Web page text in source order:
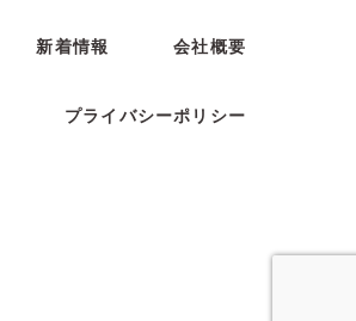
新着情報 会社概要
プライバシーポリシー